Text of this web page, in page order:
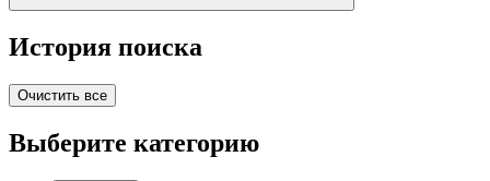
История поиска
Очистить все
Выберите категорию